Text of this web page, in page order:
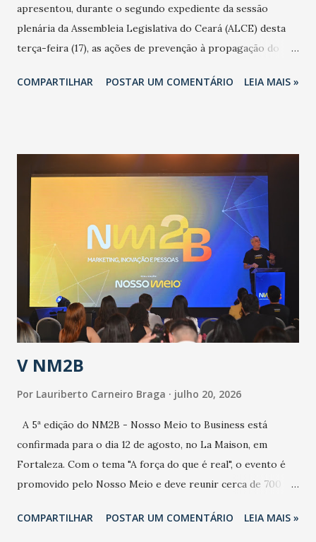
apresentou, durante o segundo expediente da sessão
plenária da Assembleia Legislativa do Ceará (ALCE) desta
terça-feira (17), as ações de prevenção à propagação do
adotadas pelo Governo do Estado na contenção da
população suspeita e de cuidados com os ambientes
públicos e domiciliares. “Nós não estamos vivendo uma
epidemia comum, como temos em todos os anos, com
aumento de casos de dengue, influenza ou H1N1. Trata-se
de uma epidemia com um vírus diferente, com um poder de
contaminação maior que outros coronavírus”, apontou o
secretário. Segundo ele, é uma epidemia com chance de
contaminação alta, podendo gerar um grande risco à
população e ao sistema de saúde. “Precisamos saber fazer a
estratificação do risco da doença, para não so...
COMPARTILHAR POSTAR UM COMENTÁRIO LEIA MAIS »
V NM2B
Por Lauriberto Carneiro Braga julho 20, 2026
A 5ª edição do NM2B - Nosso Meio to Business está
confirmada para o dia 12 de agosto, no La Maison, em
Fortaleza. Com o tema "A força do que é real", o evento é
promovido pelo Nosso Meio e deve reunir cerca de 700
e lideranças do Mercado Nacional. Desde 2022, o NM2B
COMPARTILHAR POSTAR UM COMENTÁRIO LEIA MAIS »